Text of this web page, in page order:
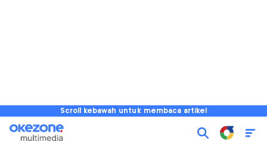
Scroll kebawah untuk membaca artikel